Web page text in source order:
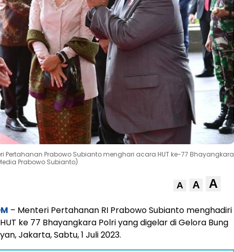
Pertahanan Prabowo Subianto menghari acara HUT ke-77 Bhayangkara
Prabowo Subianto)
A A A
– Menteri Pertahanan RI Prabowo Subianto menghadiri
ke 77 Bhayangkara Polri yang digelar di Gelora Bung
Jakarta, Sabtu, 1 Juli 2023.